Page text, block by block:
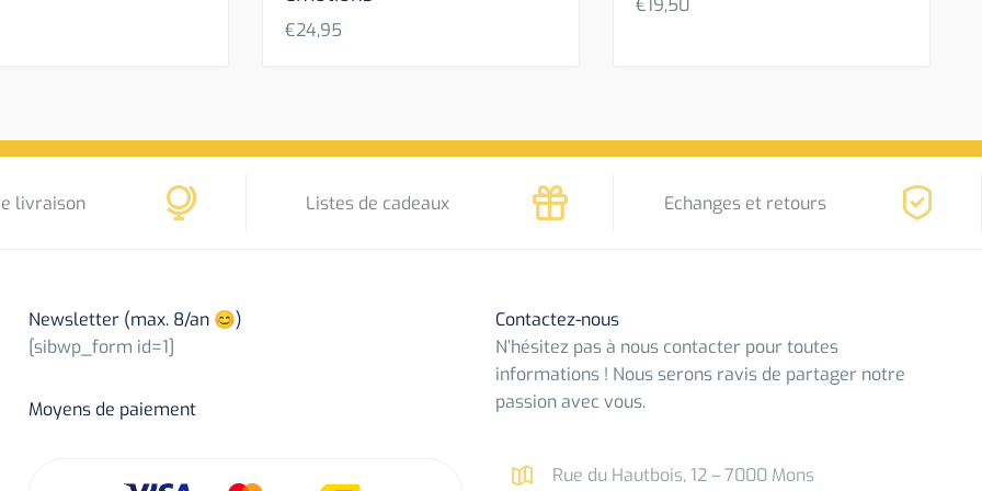
€24,95
€ 19,50
livraison Listes de cadeaux Echanges et retours
Newsletter (max. 8/an 😊)
[sibwp_form id=1]
Moyens de paiement
Contactez-nous
N’hésitez pas à nous contacter pour toutes
informations ! Nous serons ravis de partager notre
passion avec vous.
Rue du Hautbois, 12 – 7000 Mons